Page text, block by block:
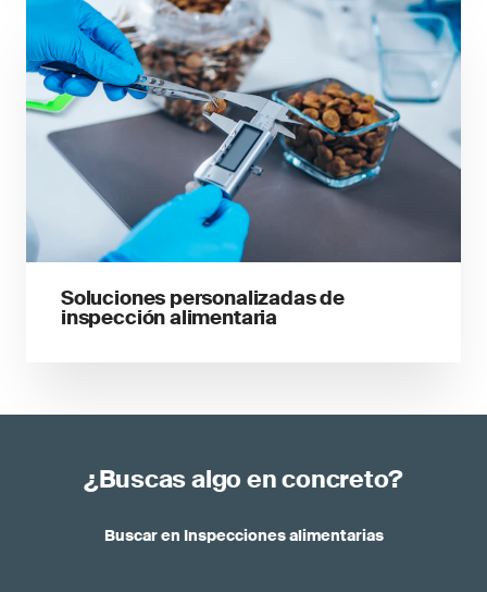
Soluciones personalizadas de
inspección alimentaria
¿Buscas algo en concreto?
Buscar en Inspecciones alimentarias